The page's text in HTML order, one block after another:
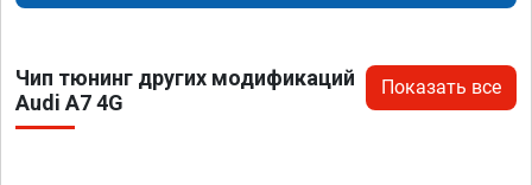
Чип тюнинг других модификаций
Audi A7 4G
Показать все